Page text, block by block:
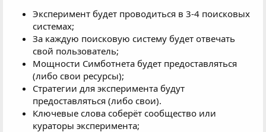
Эксперимент будет проводиться в 3-4 поисковых
системах;
За каждую поисковую систему будет отвечать
свой пользователь;
Мощности Симботнета будет предоставляться
(либо свои ресурсы);
Стратегии для эксперимента будут
предоставляться (либо свои).
Ключевые слова соберёт сообщество или
кураторы эксперимента;